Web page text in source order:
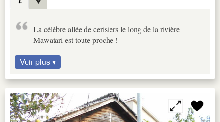
La célèbre allée de cerisiers le long de la rivière
Mawatari est toute proche !
Voir plus ▾